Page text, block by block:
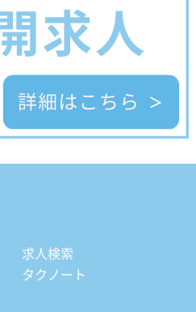
求人検索
タクノート